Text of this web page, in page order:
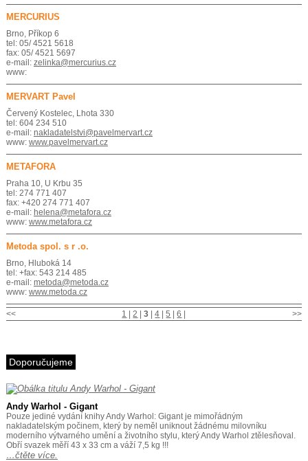
MERCURIUS
Brno, Příkop 6
tel: 05/ 4521 5618
fax: 05/ 4521 5697
e-mail: zelinka@mercurius.cz
www:
MERVART Pavel
Červený Kostelec, Lhota 330
tel: 604 234 510
e-mail: nakladatelstvi@pavelmervart.cz
www: www.pavelmervart.cz
METAFORA
Praha 10, U Krbu 35
tel: 274 771 407
fax: +420 274 771 407
e-mail: helena@metafora.cz
www: www.metafora.cz
Metoda spol. s r .o.
Brno, Hluboká 14
tel: +fax: 543 214 485
e-mail: metoda@metoda.cz
www: www.metoda.cz
<< >>
1 |2 |3 |4 |5 |6
Doporučujeme
Andy Warhol - Gigant
Pouze jediné vydání knihy Andy Warhol: Gigant je mimořádným
nakladatelským počinem, který by neměl uniknout žádnému milovníku
moderního výtvarného umění a životního stylu, který Andy Warhol ztělesňoval.
Obří svazek měří 43 x 33 cm a váží 7,5 kg !!!
…čtěte více.